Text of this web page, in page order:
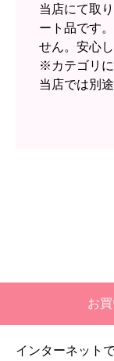
ショップから
無回答
予定の期日ま
はい
【注文から
二週間ほど
当店にて取
ート品です
せん。安心
※カテゴリ
当店では別
お
インターネット